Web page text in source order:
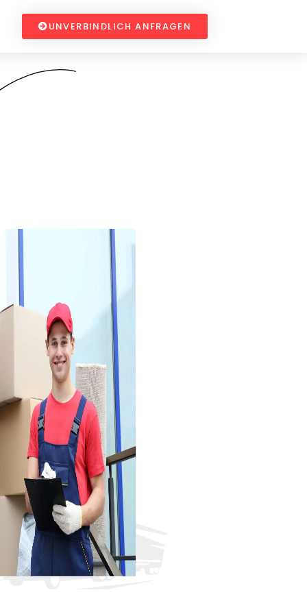
UNVERBINDLICH ANFRAGEN